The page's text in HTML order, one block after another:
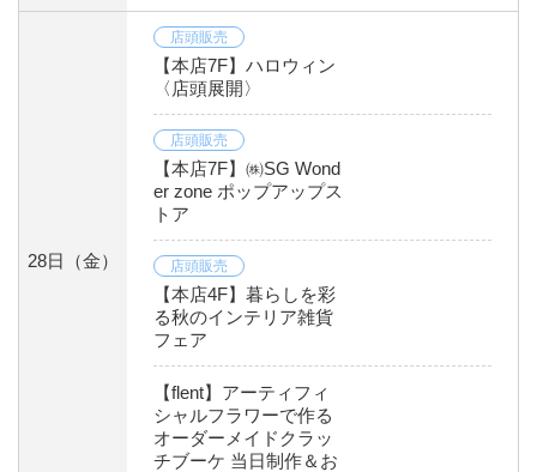
28日 （金）
店頭販売
【本店7F】ハロウィン
〈店頭展開〉
店頭販売
【本店7F】㈱SG Wond
er zone ポップアップス
トア
店頭販売
【本店4F】暮らしを彩
る秋のインテリア雑貨
フェア
【flent】アーティフィ
シャルフラワーで作る
オーダーメイドクラッ
チブーケ 当日制作＆お